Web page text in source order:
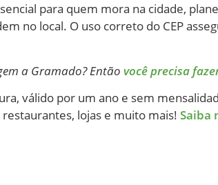
para quem mora na cidade,
no local. O uso correto do CEP
a Gramado? Então você precisa
válido por um ano e sem
lojas e muito mais! Saiba